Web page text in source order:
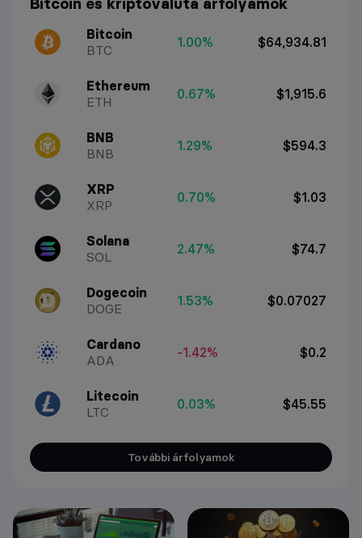
Bitcoin
BTC
1.00% $64,934.81
Ethereum
ETH
0.67% $1,915.6
BNB
BNB
1.29% $594.3
XRP
XRP
0.70% $1.03
Solana
SOL
2.47% $74.7
Dogecoin
DOGE
1.53% $0.07027
Cardano
ADA
-1.42% $0.2
Litecoin
LTC
0.03% $45.55
További árfolyamok